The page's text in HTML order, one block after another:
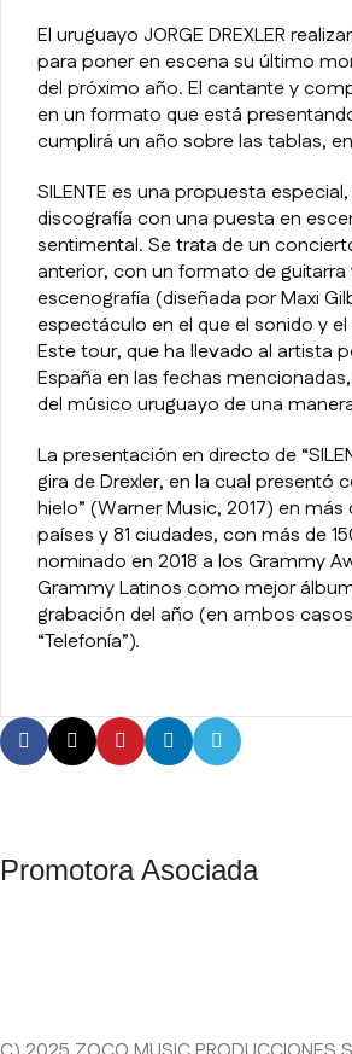
El uruguayo JORGE DREXLER
para poner en escena su último
del próximo año. El cantante y
en un formato que está
cumplirá un año sobre las tablas,
SILENTE es una propuesta
discografía con una puesta en
sentimental. Se trata de un
anterior, con un formato de
escenografía (diseñada por Maxi
espectáculo en el que el sonido y
Este tour, que ha llevado al artista
España en las fechas
del músico uruguayo de una
La presentación en directo de
gira de Drexler, en la cual presentó
hielo” (Warner Music, 2017) en
países y 81 ciudades, con más de
nominado en 2018 a los Grammy
Grammy Latinos como mejor
grabación del año (en ambos
“Telefonía”).
Promotora Asociada